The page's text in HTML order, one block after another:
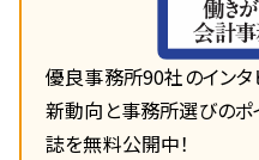
優良事務所90社のインタ
新動向と事務所選びのポ
誌を無料公開中！